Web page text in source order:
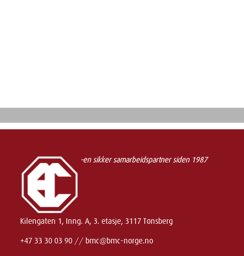
-en sikker samarbeidspartner siden 1987
Kilengaten 1, Inng. A, 3. etasje, 3117 Tønsberg
+47 33 30 03 90 // bmc@bmc-norge.no